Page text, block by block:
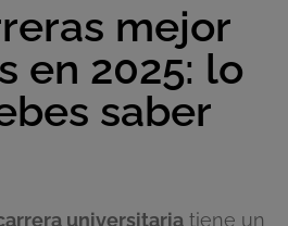
mejor
en 2025: lo
saber
universitaria tiene un